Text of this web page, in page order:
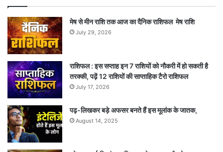
मेष से मीन राशि तक आज का दैनिक राशिफल मेष राशि
July 29, 2026
राशिफल : इस सप्ताह इन 7 राशियों को नौकरी में हो सकती है
तरक्की, पढ़ें 12 राशियों की साप्ताहिक टैरो राशिफल
July 17, 2026
पढ़-लिखकर बड़े अफसर बनते हैं इस मूलांक के जातक,
August 14, 2025